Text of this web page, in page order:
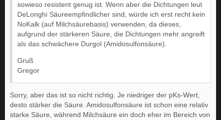
sowieso resistent genug ist. Wenn aber die Dichtungen leut
DeLonghi Säureempfindlicher sind, würde ich erst recht kein
NoKalk (auf Milchsäurebasis) verwenden, da dieses,
aufgrund der stärkeren Säure, die Dichtungen mehr angreift
als das schwächere Durgol (Amidosulfonsäure).
Gruß
Gregor
Sorry, aber das ist so nicht richtig. Je niedriger der pKs-Wert,
desto stärker die Säure. Amidosulfonsäure ist schon eine relativ
starke Säure, während Milchsäure ein doch eher im Bereich von